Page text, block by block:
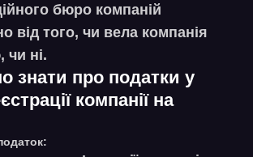
бюро компаній
від того, чи вела компанія
чи ні.
знати про податки у
компанії на